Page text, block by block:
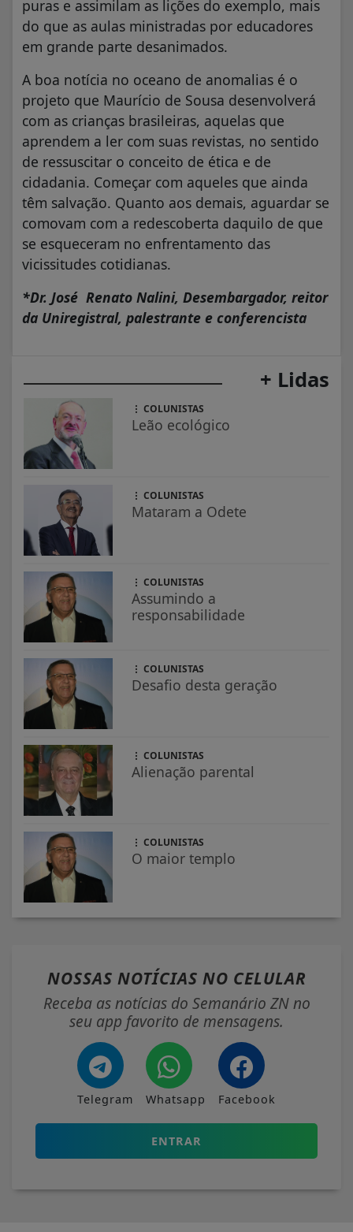
puras e assimilam as lições do exemplo, mais
do que as aulas ministradas por educadores
em grande parte desanimados.
A boa notícia no oceano de anomalias é o
projeto que Maurício de Sousa desenvolverá
com as crianças brasileiras, aquelas que
aprendem a ler com suas revistas, no sentido
de ressuscitar o conceito de ética e de
cidadania. Começar com aqueles que ainda
têm salvação. Quanto aos demais, aguardar se
comovam com a redescoberta daquilo de que
se esqueceram no enfrentamento das
vicissitudes cotidianas.
*Dr. José Renato Nalini, Desembargador, reitor
da Uniregistral, palestrante e conferencista
+ Lidas
COLUNISTAS
Leão ecológico
COLUNISTAS
Mataram a Odete
COLUNISTAS
Assumindo a
responsabilidade
COLUNISTAS
Desafio desta geração
COLUNISTAS
Alienação parental
COLUNISTAS
O maior templo
NOSSAS NOTÍCIAS NO CELULAR
Receba as notícias do Semanário ZN no
seu app favorito de mensagens.
Telegram Whatsapp Facebook
ENTRAR